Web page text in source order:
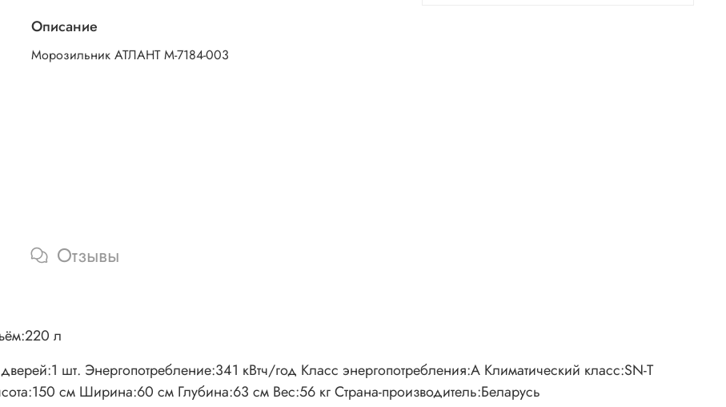
Описание
Морозильник АТЛАНТ М-7184-003
Отзывы
л
шт. Энергопотребление:341 кВтч/год Класс энeргопотребления:A Климатический класс:SN-T
см Ширина:60 см Глубина:63 см Вес:56 кг Страна-производитель:Беларусь